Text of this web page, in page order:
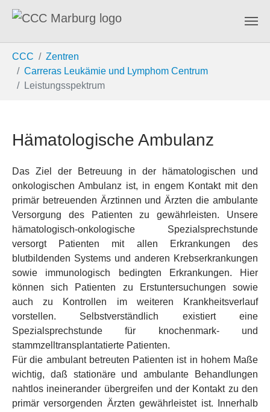
CCC
Zentren
Carreras Leukämie und Lymphom Centrum
Leistungsspektrum
Hämatologische Ambulanz
Das Ziel der Betreuung in der hämatologischen und
onkologischen Ambulanz ist, in engem Kontakt mit den
primär betreuenden Ärztinnen und Ärzten die ambulante
Versorgung des Patienten zu gewährleisten. Unsere
hämatologisch-onkologische Spezialsprechstunde
versorgt Patienten mit allen Erkrankungen des
blutbildenden Systems und anderen Krebserkrankungen
sowie immunologisch bedingten Erkrankungen. Hier
können sich Patienten zu Erstuntersuchungen sowie
auch zu Kontrollen im weiteren Krankheitsverlauf
vorstellen. Selbstverständlich existiert eine
Spezialsprechstunde für knochenmark- und
stammzelltransplantatierte Patienten.
Für die ambulant betreuten Patienten ist in hohem Maße
wichtig, daß stationäre und ambulante Behandlungen
nahtlos ineinerander übergreifen und der Kontakt zu den
primär versorgenden Ärzten gewährleistet ist. Innerhalb